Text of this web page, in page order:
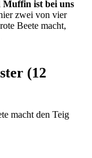
Muffin ist bei uns
zwei von vier
Beete macht,
(12
macht den Teig